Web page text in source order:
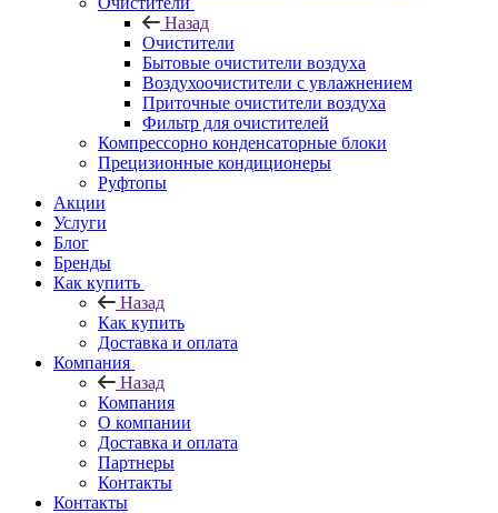
Назад
Очистители
Бытовые очистители воздуха
Воздухоочистители с увлажнением
Приточные очистители воздуха
Фильтр для очистителей
Компрессорно конденсаторные блоки
Прецизионные кондиционеры
Руфтопы
Акции
Услуги
Блог
Бренды
Как купить
Назад
Как купить
Доставка и оплата
Компания
Назад
Компания
О компании
Доставка и оплата
Партнеры
Контакты
Контакты